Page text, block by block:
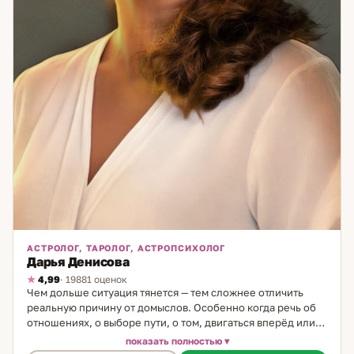
АСТРОЛОГ, ТАРОЛОГ, АСТРОПСИХОЛОГ
Дарья Денисова
4,99· 19881 оценок
Чем дольше ситуация тянется — тем сложнее отличить
реальную причину от домыслов. Особенно когда речь об
отношениях, о выборе пути, о том, двигаться вперёд или
ждать. Именно в такие моменты важно иметь ясную
показать полностью